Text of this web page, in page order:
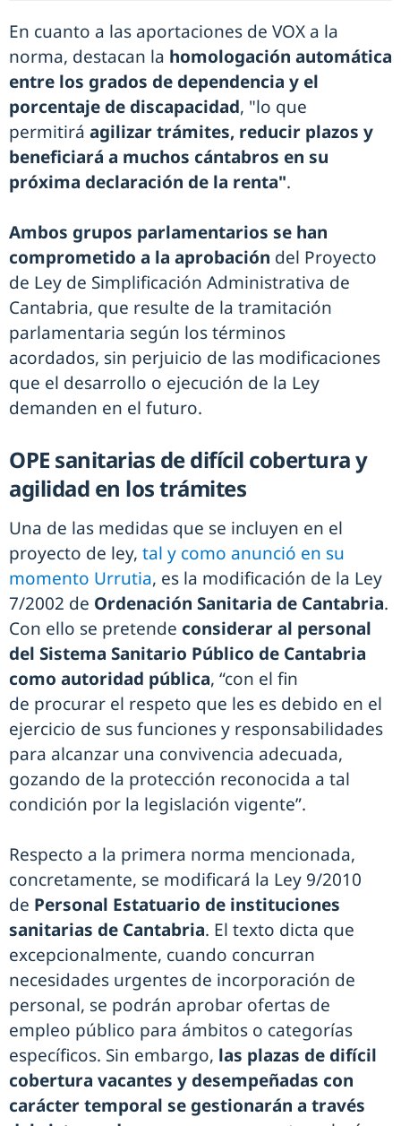
En cuanto a las aportaciones de VOX a la
norma, destacan la homologación automática
entre los grados de dependencia y el
porcentaje de discapacidad, "lo que
permitirá agilizar trámites, reducir plazos y
beneficiará a muchos cántabros en su
próxima declaración de la renta".
Ambos grupos parlamentarios se han
comprometido a la aprobación del Proyecto
de Ley de Simplificación Administrativa de
Cantabria, que resulte de la tramitación
parlamentaria según los términos
acordados, sin perjuicio de las modificaciones
que el desarrollo o ejecución de la Ley
demanden en el futuro.
OPE sanitarias de difícil cobertura y
agilidad en los trámites
Una de las medidas que se incluyen en el
proyecto de ley, tal y como anunció en su
momento Urrutia, es la modificación de la Ley
7/2002 de Ordenación Sanitaria de Cantabria.
Con ello se pretende considerar al personal
del Sistema Sanitario Público de Cantabria
como autoridad pública, “con el fin
de procurar el respeto que les es debido en el
ejercicio de sus funciones y responsabilidades
para alcanzar una convivencia adecuada,
gozando de la protección reconocida a tal
condición por la legislación vigente”.
Respecto a la primera norma mencionada,
concretamente, se modificará la Ley 9/2010
de Personal Estatuario de instituciones
sanitarias de Cantabria. El texto dicta que
excepcionalmente, cuando concurran
necesidades urgentes de incorporación de
personal, se podrán aprobar ofertas de
empleo público para ámbitos o categorías
específicos. Sin embargo, las plazas de difícil
cobertura vacantes y desempeñadas con
carácter temporal se gestionarán a través